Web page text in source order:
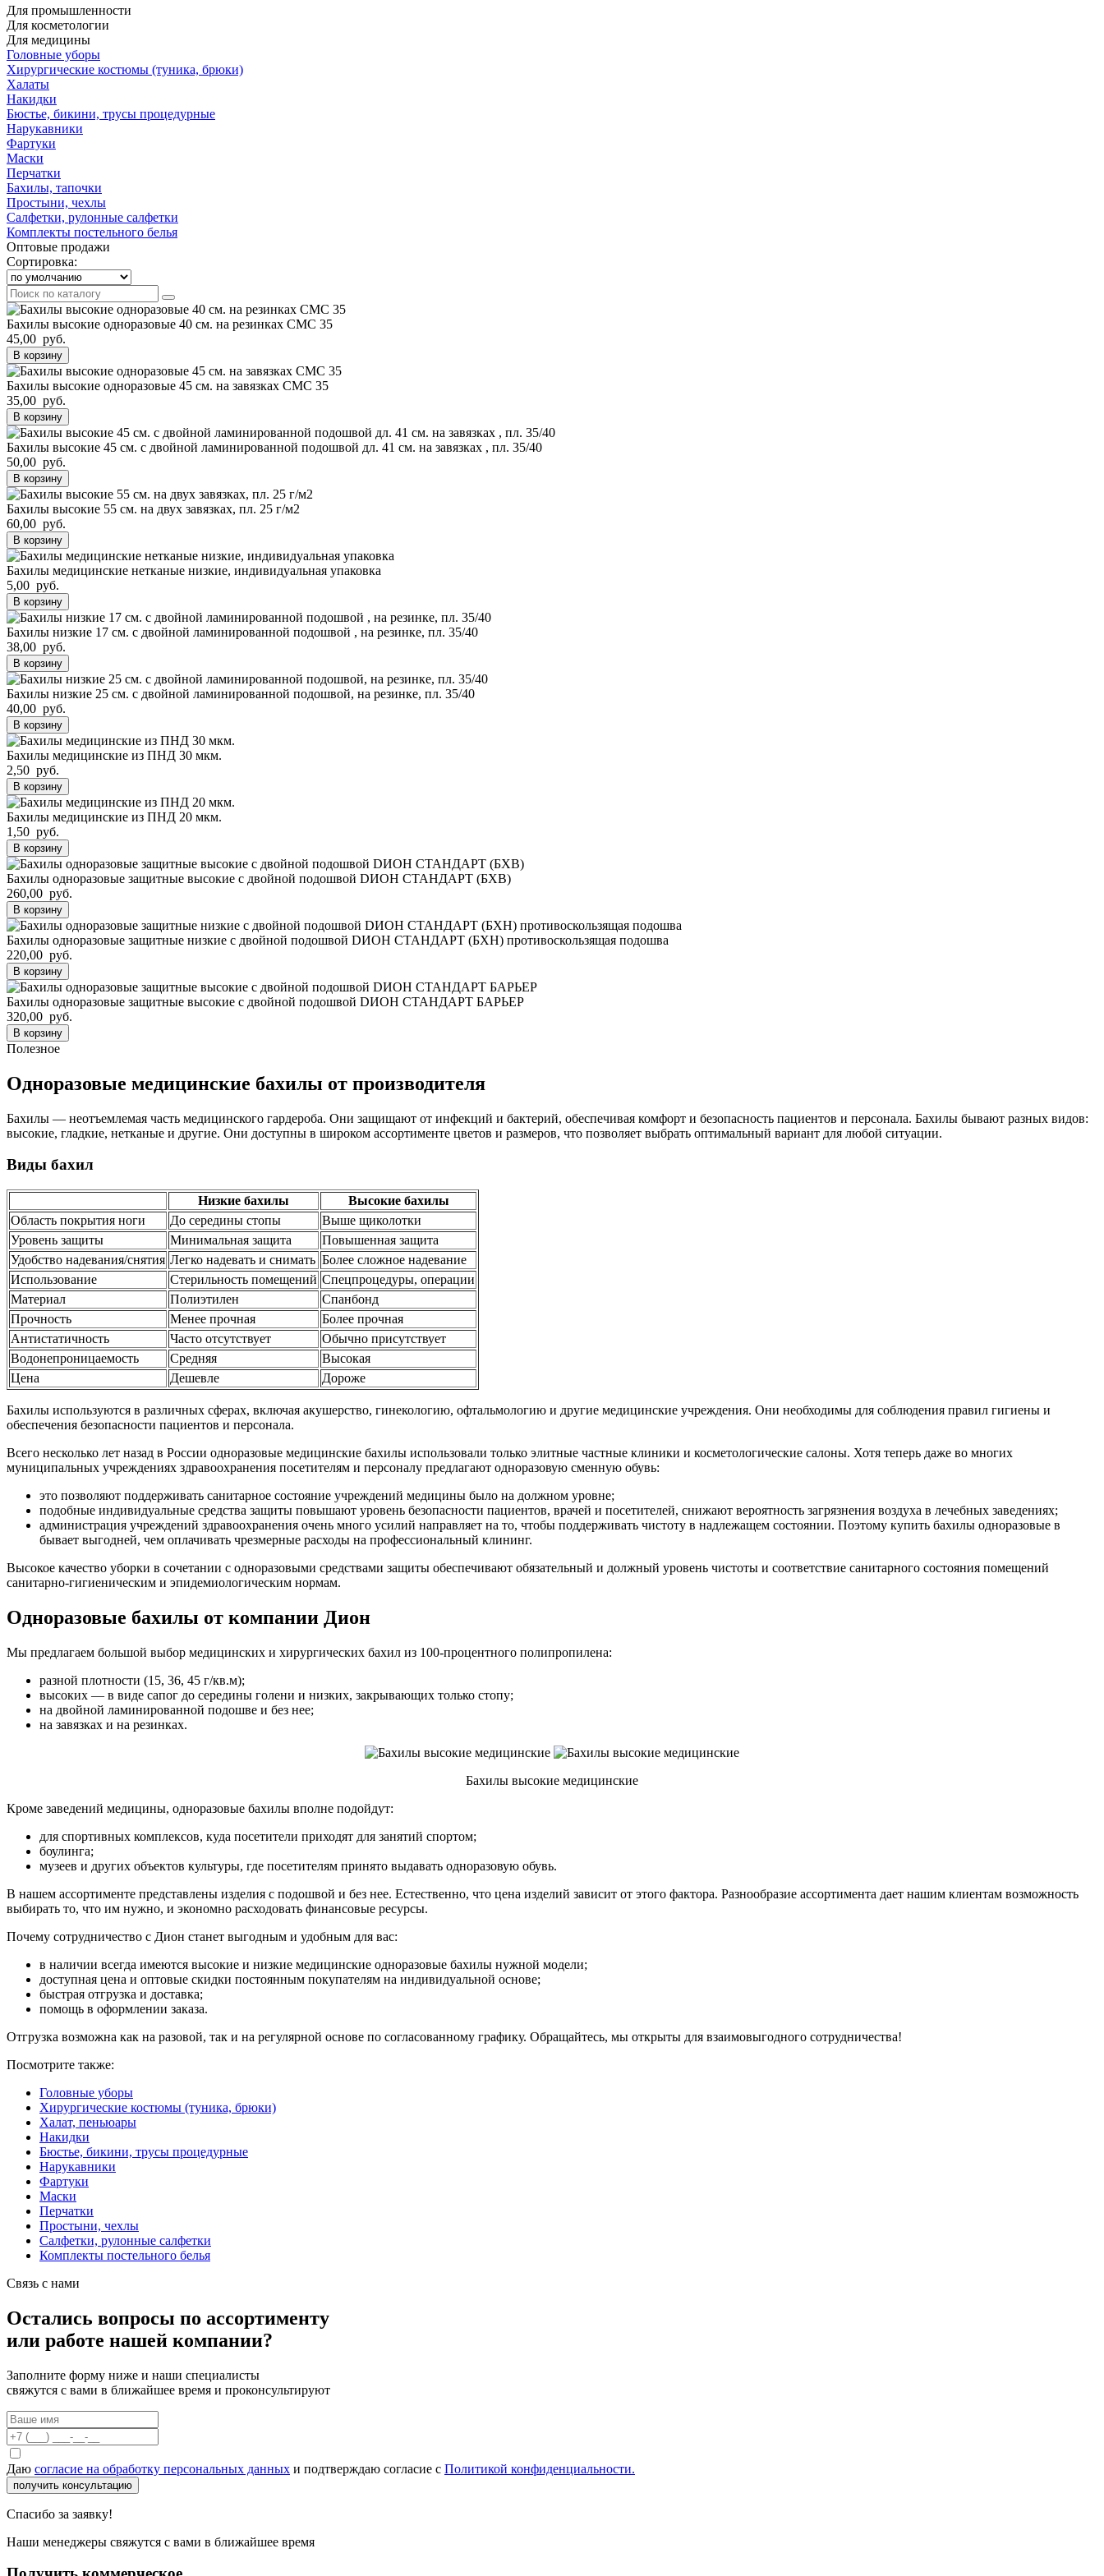
Для промышленности
Для косметологии
Для медицины
Головные уборы
Хирургические костюмы (туника, брюки)
Халаты
Накидки
Бюстье, бикини, трусы процедурные
Нарукавники
Фартуки
Маски
Перчатки
Бахилы, тапочки
Простыни, чехлы
Салфетки, рулонные салфетки
Комплекты постельного белья
Оптовые продажи
Сортировка:
Бахилы высокие одноразовые 40 см. на резинках СМС 35
45,00 руб.
В корзину
Бахилы высокие одноразовые 45 см. на завязках СМС 35
35,00 руб.
В корзину
Бахилы высокие 45 см. с двойной ламинированной подошвой дл. 41 см. на завязках , пл. 35/40
50,00 руб.
В корзину
Бахилы высокие 55 см. на двух завязках, пл. 25 г/м2
60,00 руб.
В корзину
Бахилы медицинские нетканые низкие, индивидуальная упаковка
5,00 руб.
В корзину
Бахилы низкие 17 см. с двойной ламинированной подошвой , на резинке, пл. 35/40
38,00 руб.
В корзину
Бахилы низкие 25 см. с двойной ламинированной подошвой, на резинке, пл. 35/40
40,00 руб.
В корзину
Бахилы медицинские из ПНД 30 мкм.
2,50 руб.
В корзину
Бахилы медицинские из ПНД 20 мкм.
1,50 руб.
В корзину
Бахилы одноразовые защитные высокие с двойной подошвой DИОН СТАНДАРТ (БХВ)
260,00 руб.
В корзину
Бахилы одноразовые защитные низкие с двойной подошвой DИОН СТАНДАРТ (БХН) противоскользящая подошва
220,00 руб.
В корзину
Бахилы одноразовые защитные высокие с двойной подошвой DИОН СТАНДАРТ БАРЬЕР
320,00 руб.
В корзину
Полезное
Одноразовые медицинские бахилы от производителя
Бахилы — неотъемлемая часть медицинского гардероба. Они защищают от инфекций и бактерий, обеспечивая комфорт и безопасность пациентов и персонала. Бахилы бывают разных видов:
высокие, гладкие, нетканые и другие. Они доступны в широком ассортименте цветов и размеров, что позволяет выбрать оптимальный вариант для любой ситуации.
Виды бахил
Низкие бахилы
Высокие бахилы
Область покрытия ноги
До середины стопы
Выше щиколотки
Уровень защиты
Минимальная защита
Повышенная защита
Удобство надевания/снятия Легко надевать и снимать Более сложное надевание
Использование
Стерильность помещений Спецпроцедуры, операции
Материал
Полиэтилен
Спанбонд
Прочность
Менее прочная
Более прочная
Антистатичность
Часто отсутствует
Обычно присутствует
Водонепроницаемость
Средняя
Высокая
Цена
Дешевле Дороже
Бахилы используются в различных сферах, включая акушерство, гинекологию, офтальмологию и другие медицинские учреждения. Они необходимы для соблюдения правил гигиены и
обеспечения безопасности пациентов и персонала.
Всего несколько лет назад в России одноразовые медицинские бахилы использовали только элитные частные клиники и косметологические салоны. Хотя теперь даже во многих
муниципальных учреждениях здравоохранения посетителям и персоналу предлагают одноразовую сменную обувь:
это позволяют поддерживать санитарное состояние учреждений медицины было на должном уровне;
подобные индивидуальные средства защиты повышают уровень безопасности пациентов, врачей и посетителей, снижают вероятность загрязнения воздуха в лечебных заведениях;
администрация учреждений здравоохранения очень много усилий направляет на то, чтобы поддерживать чистоту в надлежащем состоянии. Поэтому купить бахилы одноразовые в
бывает выгодней, чем оплачивать чрезмерные расходы на профессиональный клининг.
Высокое качество уборки в сочетании с одноразовыми средствами защиты обеспечивают обязательный и должный уровень чистоты и соответствие санитарного состояния помещений
санитарно-гигиеническим и эпидемиологическим нормам.
Одноразовые бахилы от компании Дион
Мы предлагаем большой выбор медицинских и хирургических бахил из 100-процентного полипропилена:
разной плотности (15, 36, 45 г/кв.м);
высоких — в виде сапог до середины голени и низких, закрывающих только стопу;
на двойной ламинированной подошве и без нее;
на завязках и на резинках.
Бахилы высокие медицинские
Кроме заведений медицины, одноразовые бахилы вполне подойдут:
для спортивных комплексов, куда посетители приходят для занятий спортом;
боулинга;
музеев и других объектов культуры, где посетителям принято выдавать одноразовую обувь.
В нашем ассортименте представлены изделия с подошвой и без нее. Естественно, что цена изделий зависит от этого фактора. Разнообразие ассортимента дает нашим клиентам возможность
выбирать то, что им нужно, и экономно расходовать финансовые ресурсы.
Почему сотрудничество с Дион станет выгодным и удобным для вас:
в наличии всегда имеются высокие и низкие медицинские одноразовые бахилы нужной модели;
доступная цена и оптовые скидки постоянным покупателям на индивидуальной основе;
быстрая отгрузка и доставка;
помощь в оформлении заказа.
Отгрузка возможна как на разовой, так и на регулярной основе по согласованному графику. Обращайтесь, мы открыты для взаимовыгодного сотрудничества!
Посмотрите также:
Головные уборы
Хирургические костюмы (туника, брюки)
Халат, пеньюары
Накидки
Бюстье, бикини, трусы процедурные
Нарукавники
Фартуки
Маски
Перчатки
Простыни, чехлы
Салфетки, рулонные салфетки
Комплекты постельного белья
Связь с нами
Остались вопросы по ассортименту
или работе нашей компании?
Заполните форму ниже и наши специалисты
свяжутся с вами в ближайшее время и проконсультируют
Даю согласие на обработку персональных данных и подтверждаю согласие с Политикой конфиденциальности.
получить консультацию
Спасибо за заявку!
Наши менеджеры свяжутся с вами в ближайшее время